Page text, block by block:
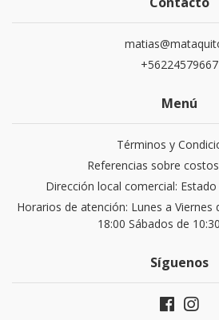
+56224579667
Menú
Términos y
Referencias sobre
Dirección local comercial:
Horarios de atención: Lunes a Viernes
18:00 Sábados de
Síguenos